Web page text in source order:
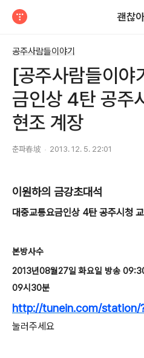
괜찮
공주사람들이야기
[공주사람들이야
금인상 4탄 공주
현조 계장
춘파春坡 2013. 12. 5. 22:01
이원하의 금강초대석
대중교통요금인상 4탄 공주시청
본방사수
2013년08월27일 화요일 방송
09시30분
http://tunein.com/station/
눌러주세요